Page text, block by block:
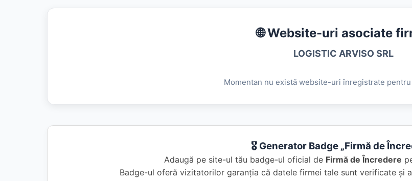
🌐 Website-uri asociate
LOGISTIC ARVISO SRL
Momentan nu există website-uri înregistrate pentru
🎖️ Generator Badge „Firmă de
Adaugă pe site-ul tău badge-ul oficial de Firmă de Încredere
Badge-ul oferă vizitatorilor garanția că datele firmei tale sunt verificate și